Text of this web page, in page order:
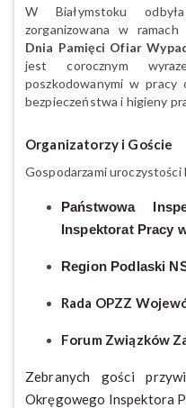
W Białymstoku
zorganizowana w ramach
Dnia Pamięci Ofiar
jest corocznym
poszkodowanymi w
bezpieczeństwa i higieny
Organizatorzy i Goście
Gospodarzami uroczystości
Państwowa
Inspektorat Pracy
Region Podlaski
Rada OPZZ
Forum Związków
Zebranych gości
Okręgowego Inspektora